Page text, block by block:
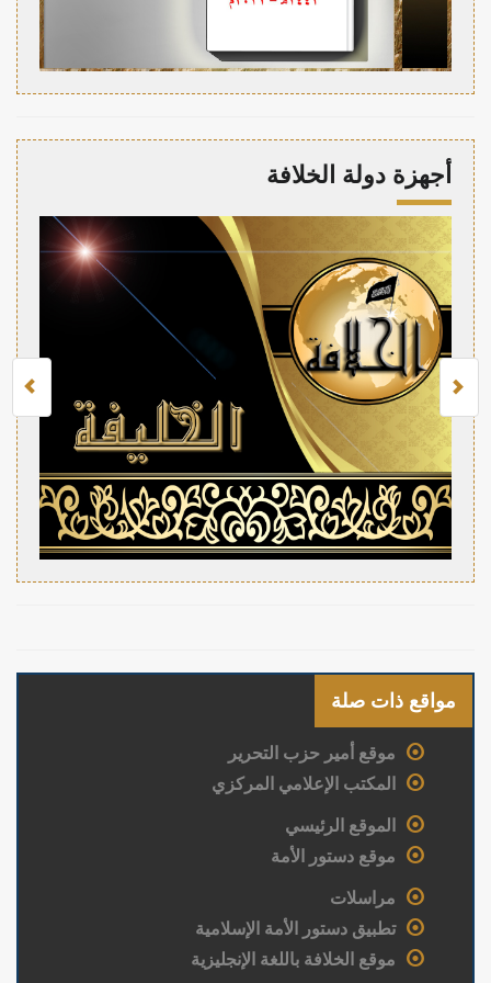
أجهزة دولة الخلافة
مواقع ذات صلة
موقع أمير حزب التحرير
المكتب الإعلامي المركزي
الموقع الرئيسي
موقع دستور الأمة
مراسلات
تطبيق دستور الأمة الإسلامية
موقع الخلافة باللغة الإنجليزية